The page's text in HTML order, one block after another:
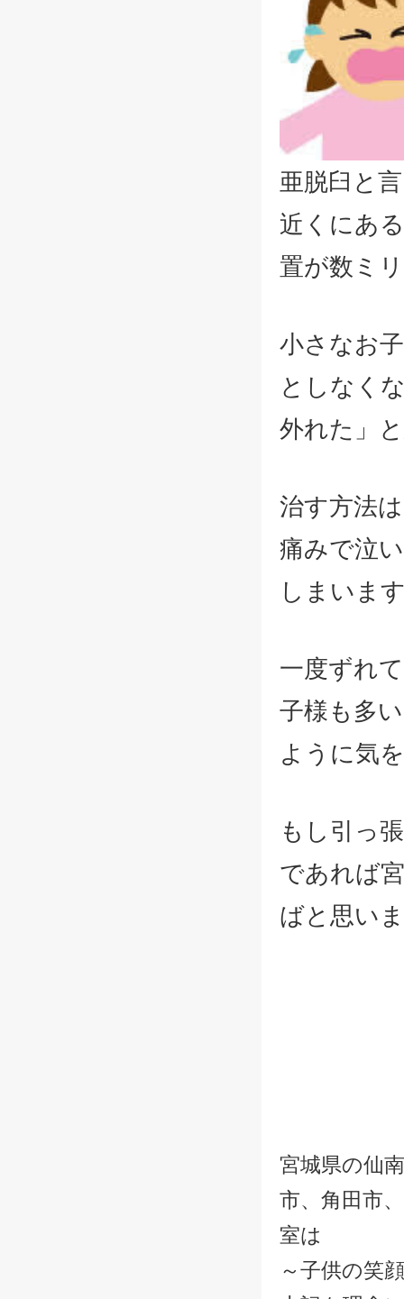
亜脱臼と
近くにあ
置が数ミ
小さなお
としなく
外れた」
治す方法
痛みで泣
しまいま
一度ずれ
子様も多
ように気
もし引っ
であれば
ばと思い
宮城県の仙
市、角田市
室は
～子供の笑